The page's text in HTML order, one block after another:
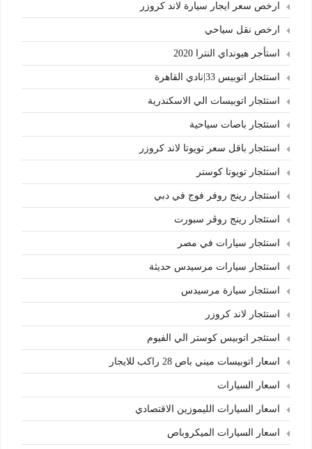
ارخص سعر ايجار سيارة لاند كروزر
ارخص نقل سياحي
استأجر هيونداي النترا 2020
استئجار اتوبيس 33|نادي القاهرة
استئجار اتوبيسات الي الاسكندرية
استئجار باصات سياحية
استئجار باقل سعر تويوتا لاند كروزر
استئجار تويوتا كوستر
استئجار رينج روفر فوج في دبي
استئجار رينج روڤر سبورت
استئجار سيارات في مصر
استئجار سيارات مرسيدس حديثة
استئجار سيارة مرسيدس
استئجار لاند كروزر
استئجر اتوبيس كوستر الي الفيوم
اسعار اتوبيسات ميني باص 28 راكب للايجار
اسعار السيارات
اسعار السيارات الليموزين الاقتصادي
اسعار السيارات الميكروباص